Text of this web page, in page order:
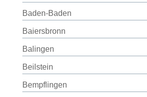
Baden-Baden
Baiersbronn
Balingen
Beilstein
Bempflingen